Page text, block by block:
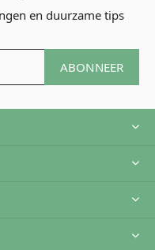
en duurzame tips
ABONNEER